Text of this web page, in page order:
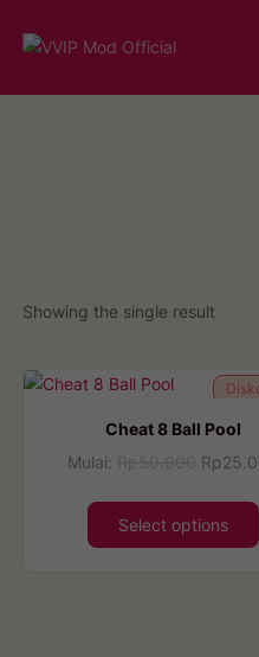
Showing the single result
Cheat 8 Ball Pool
Mulai:
Rp
Select options